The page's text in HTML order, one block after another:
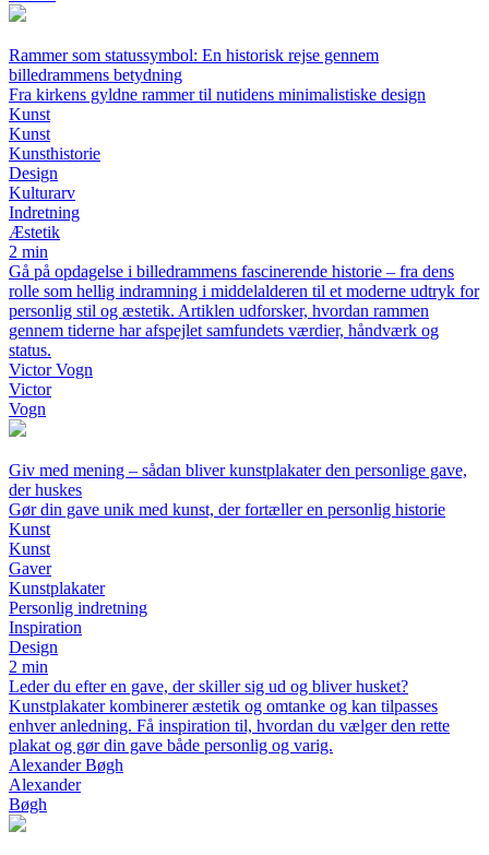
Rammer som statussymbol: En historisk rejse gennem
billedrammens betydning
Fra kirkens gyldne rammer til nutidens minimalistiske design
Kunst
Kunst
Kunsthistorie
Design
Kulturarv
Indretning
Æstetik
2 min
Gå på opdagelse i billedrammens fascinerende historie – fra dens
rolle som hellig indramning i middelalderen til et moderne udtryk for
personlig stil og æstetik. Artiklen udforsker, hvordan rammen
gennem tiderne har afspejlet samfundets værdier, håndværk og
status.
Victor Vogn
Victor
Vogn
Giv med mening – sådan bliver kunstplakater den personlige gave,
der huskes
Gør din gave unik med kunst, der fortæller en personlig historie
Kunst
Kunst
Gaver
Kunstplakater
Personlig indretning
Inspiration
Design
2 min
Leder du efter en gave, der skiller sig ud og bliver husket?
Kunstplakater kombinerer æstetik og omtanke og kan tilpasses
enhver anledning. Få inspiration til, hvordan du vælger den rette
plakat og gør din gave både personlig og varig.
Alexander Bøgh
Alexander
Bøgh